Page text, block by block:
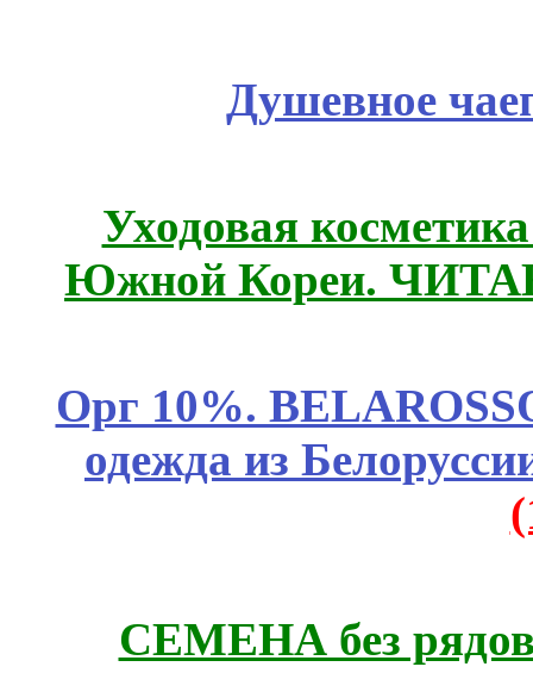
Душевное
Уходовая
Южной Кореи.
Орг 10%.
одежда из
СЕМЕНА без